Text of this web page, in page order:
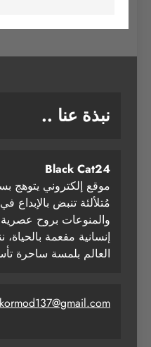
نبذة عنا ..
Black Cat24
موقع إلكتروني يتوهج
مُتلألئة تنبض بالإبداع
والمنوعات بروح
إنسانية مفعمة
العالم بلمسة ساحرة